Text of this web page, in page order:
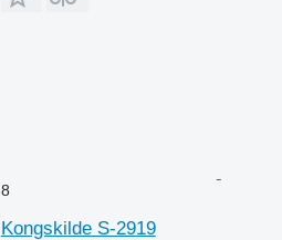
8
Kongskilde S-2919